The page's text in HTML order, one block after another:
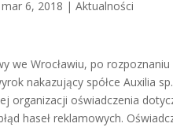
mar 6, 2018 |Aktualności
we Wrocławiu, po
nakazujący spółce Auxilia
organizacji oświadczenia
haseł reklamowych.